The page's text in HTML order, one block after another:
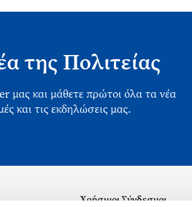
της Πολιτείας
μας και μάθετε πρώτοι όλα τα νέα
και τις εκδηλώσεις μας.
Χρήσιμοι Σύνδεσμοι